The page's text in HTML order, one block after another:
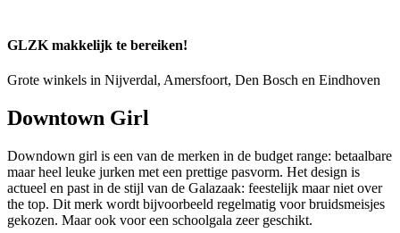
GLZK makkelijk te bereiken!
Grote winkels in Nijverdal, Amersfoort, Den Bosch en Eindhoven
Downtown Girl
Downdown girl is een van de merken in de budget range: betaalbare
maar heel leuke jurken met een prettige pasvorm. Het design is
actueel en past in de stijl van de Galazaak: feestelijk maar niet over
the top. Dit merk wordt bijvoorbeeld regelmatig voor bruidsmeisjes
gekozen. Maar ook voor een schoolgala zeer geschikt.